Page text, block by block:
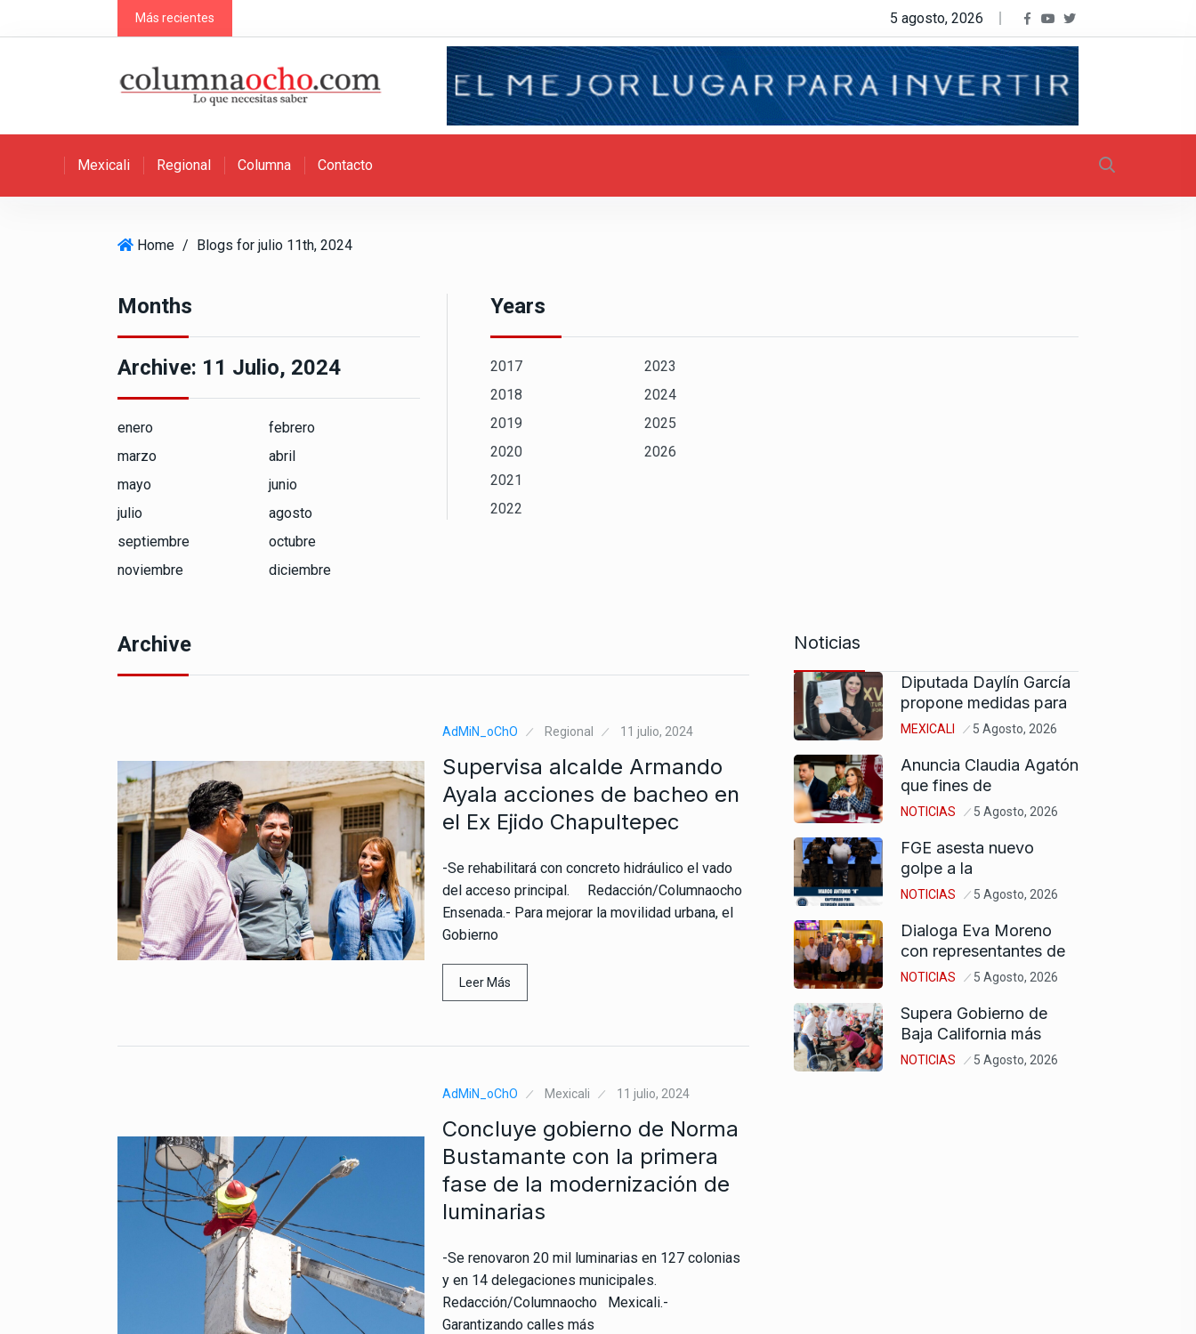
k
Más recientes 5 agosto, 2026
Mexicali Regional Columna Contacto
Home / Blogs for julio 11th, 2024
Months
Archive: 11 Julio, 2024
enero
febrero
marzo
abril
mayo
junio
julio
agosto
septiembre
octubre
noviembre
diciembre
Years
2017
2018
2019
2020
2021
2022
2023
2024
2025
2026
Archive
AdMiN_oChO Regional 11 julio, 2024
Supervisa alcalde Armando
Ayala acciones de bacheo en
el Ex Ejido Chapultepec
-Se rehabilitará con concreto hidráulico el vado
del acceso principal. Redacción/Columnaocho
Ensenada.- Para mejorar la movilidad urbana, el
Gobierno
Leer Más
AdMiN_oChO Mexicali 11 julio, 2024
Concluye gobierno de Norma
Bustamante con la primera
fase de la modernización de
luminarias
-Se renovaron 20 mil luminarias en 127 colonias
y en 14 delegaciones municipales.
Redacción/Columnaocho Mexicali.-
Garantizando calles más
Noticias
Diputada Daylín García
propone medidas para
MEXICALI 5 Agosto, 2026
Anuncia Claudia Agatón
que fines de
NOTICIAS 5 Agosto, 2026
FGE asesta nuevo
golpe a la
NOTICIAS 5 Agosto, 2026
Dialoga Eva Moreno
con representantes de
NOTICIAS 5 Agosto, 2026
Supera Gobierno de
Baja California más
NOTICIAS 5 Agosto, 2026